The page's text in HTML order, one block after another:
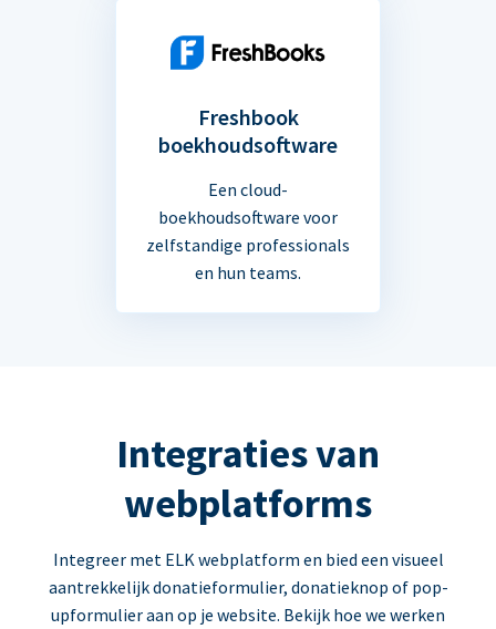
Freshbook
boekhoudsoftware
Een cloud-
boekhoudsoftware voor
zelfstandige professionals
en hun teams.
Integraties van
webplatforms
Integreer met ELK webplatform en bied een visueel
aantrekkelijk donatieformulier, donatieknop of pop-
upformulier aan op je website. Bekijk hoe we werken